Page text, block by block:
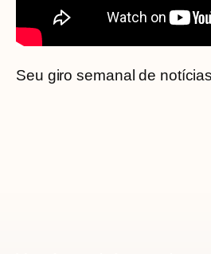
Seu giro semanal de